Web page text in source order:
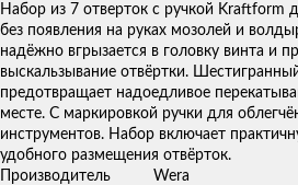
Набор из 7 отверток с ручкой Kraftform
без появления на руках мозолей и
надёжно вгрызается в головку винта и
выскальзывание отвёртки.
предотвращает надоедливое
месте. С маркировкой ручки для
инструментов. Набор включает
удобного размещения отвёрток.
Производитель
Wera